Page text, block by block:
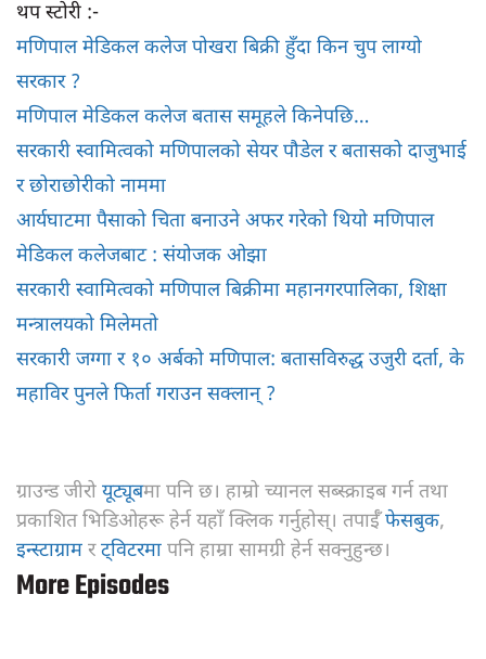
थप स्टोरी :-
मणिपाल मेडिकल कलेज पोखरा बिक्री हुँदा किन चुप लाग्यो
सरकार ?
मणिपाल मेडिकल कलेज बतास समूहले किनेपछि…
सरकारी स्वामित्वको मणिपालको सेयर पौडेल र बतासको दाजुभाई
र छोराछोरीको नाममा
आर्यघाटमा पैसाको चिता बनाउने अफर गरेको थियो मणिपाल
मेडिकल कलेजबाट : संयोजक ओझा
सरकारी स्वामित्वको मणिपाल बिक्रीमा महानगरपालिका, शिक्षा
मन्त्रालयको मिलेमतो
सरकारी जग्गा र १० अर्बको मणिपाल: बतासविरुद्ध उजुरी दर्ता, के
महाविर पुनले फिर्ता गराउन सक्लान् ?
ग्राउन्ड जीरो यूट्यूबमा पनि छ। हाम्रो च्यानल सब्स्क्राइब गर्न तथा
प्रकाशित भिडिओहरू हेर्न यहाँ क्लिक गर्नुहोस्। तपाईँफेसबुक,
इन्स्टाग्राम रट्विटरमा पनि हाम्रा सामग्री हेर्न सक्नुहुन्छ।
More Episodes